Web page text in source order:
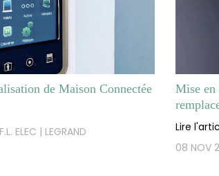
de Maison Connectée
ELEC LEGRAND
Mise en
Lire
08 NOV